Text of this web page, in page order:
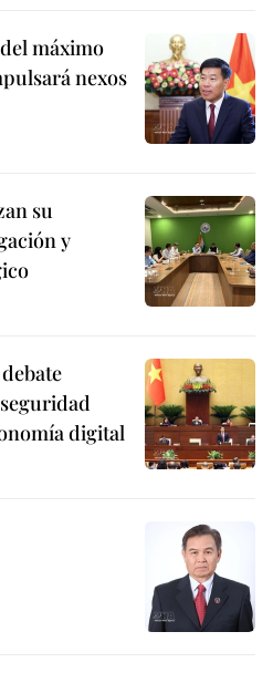
máximo
nexos
su
y
digital